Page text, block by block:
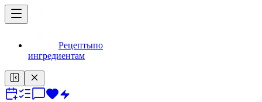
Рецептыпо
ингредиентам